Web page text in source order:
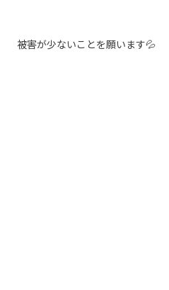
被害が少ないことを願います💦